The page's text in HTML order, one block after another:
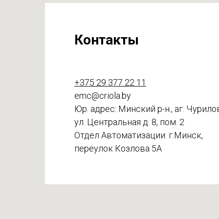
Контакты
+375 29 377 22 11
emc@criola.by
Юр. адрес: Минский р-н., аг.
ул. Центральная д. 8, пом. 2
Отдел Автоматизации: г.Минск,
переулок Козлова 5А